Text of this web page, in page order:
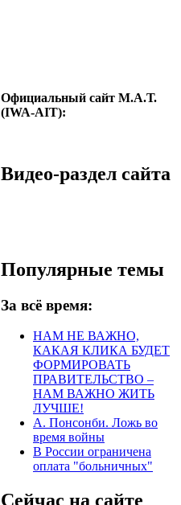
Официальный сайт М.А.Т.
(IWA-AIT):
Видео-раздел сайта
Популярные темы
За всё время:
НАМ НЕ ВАЖНО,
КАКАЯ КЛИКА БУДЕТ
ФОРМИРОВАТЬ
ПРАВИТЕЛЬСТВО –
НАМ ВАЖНО ЖИТЬ
ЛУЧШЕ!
А. Понсонби. Ложь во
время войны
В России ограничена
оплата "больничных"
Сейчас на сайте